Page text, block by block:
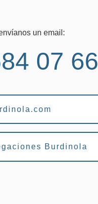
un email:
07 66
Burdinola